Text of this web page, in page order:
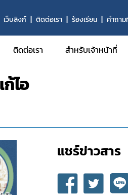
เว็บลิงก์ ติดต่อเรา ร้องเรียน คำถา
ติดต่อเรา สำหรับเจ้าหน้าที่
ไอ
แชร์ข่าวสาร​